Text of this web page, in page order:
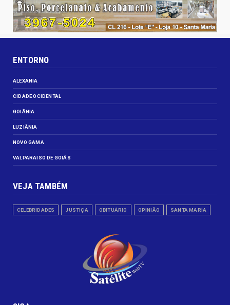
ENTORNO
ALEXANIA
CIDADE OCIDENTAL
GOIÂNIA
LUZIÂNIA
NOVO GAMA
VALPARAISO DE GOIÁS
VEJA TAMBÉM
CELEBRIDADES JUSTIÇA OBITUÁRIO OPINIÃO SANTA MARIA